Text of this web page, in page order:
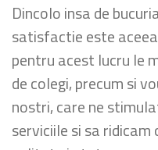
Dincolo insa de
satisfactie este
pentru acest lucru le
de colegi, precum si
nostri, care ne
serviciile si sa